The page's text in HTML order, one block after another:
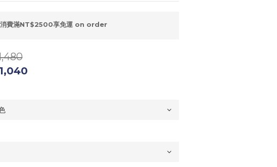
消費滿NT$2500享免運 on order